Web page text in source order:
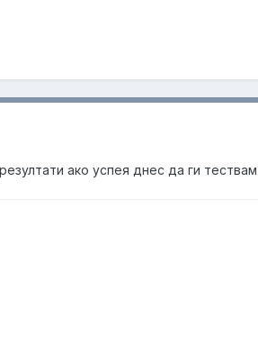
ако успея днес да ги тествам